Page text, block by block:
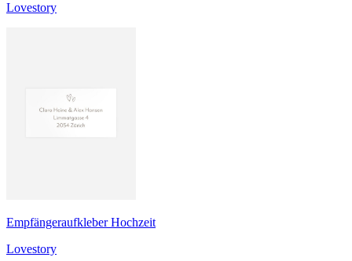
Lovestory
Empfängeraufkleber Hochzeit
Lovestory